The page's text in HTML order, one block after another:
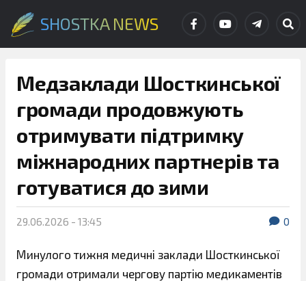
SHOSTKA NEWS
Медзаклади Шосткинської
громади продовжують
отримувати підтримку
міжнародних партнерів та
готуватися до зими
29.06.2026 - 13:45 0
Минулого тижня медичні заклади Шосткинської
громади отримали чергову партію медикаментів